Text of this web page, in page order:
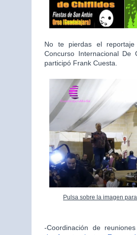
No te pierdas el
Concurso Internacional
participó Frank Cuesta.
Pulsa sobre la imagen
-Coordinación de